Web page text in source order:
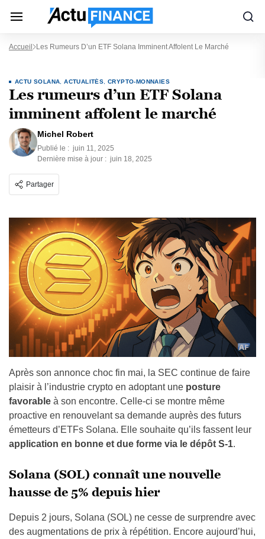
Accueil Les Rumeurs D’un ETF Solana Imminent Affolent Le Marché
ACTU SOLANA ,ACTUALITÉS CRYPTO-MONNAIES
Les rumeurs d’un ETF Solana
imminent affolent le marché
Michel Robert
Publié le : juin 11, 2025
Dernière mise à jour : juin 18, 2025
Partager
Après son annonce choc fin mai, la SEC continue de faire
plaisir à l’industrie crypto en adoptant une posture
favorable à son encontre. Celle-ci se montre même
proactive en renouvelant sa demande auprès des futurs
émetteurs d’ETFs Solana. Elle souhaite qu’ils fassent leur
application en bonne et due forme via le dépôt S-1.
Solana (SOL) connaît une nouvelle
hausse de 5% depuis hier
Depuis 2 jours, Solana (SOL) ne cesse de surprendre avec
des augmentations de prix à répétition. Encore aujourd’hui,